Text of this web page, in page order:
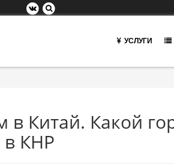
УСЛУГИ
в Китай. Какой
в КНР